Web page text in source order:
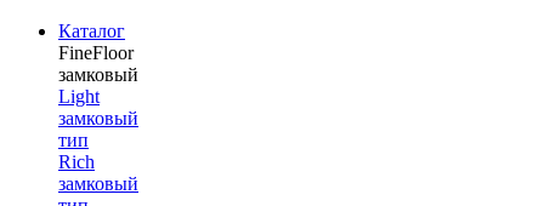
Каталог
FineFloor
замковый
Light
замковый
тип
Rich
замковый